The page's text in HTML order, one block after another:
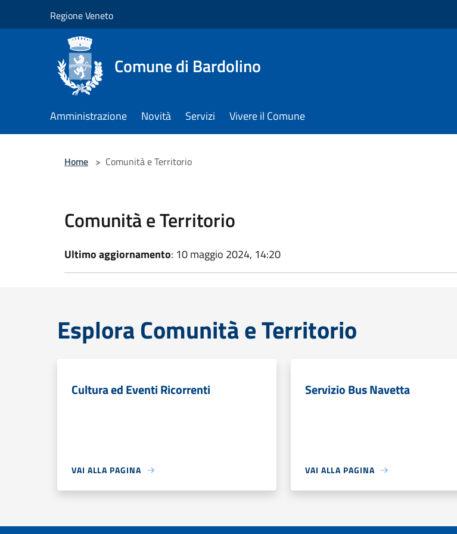
Regione Veneto
Comune di Bardolino
Amministrazione Novità Servizi Vivere il Comune
Home > Comunità e Territorio
Comunità e Territorio
Ultimo aggiornamento: 10 maggio 2024, 14:20
Esplora Comunità e Territorio
Cultura ed Eventi Ricorrenti
VAI ALLA PAGINA
Servizio Bus Navetta
VAI ALLA PAGINA